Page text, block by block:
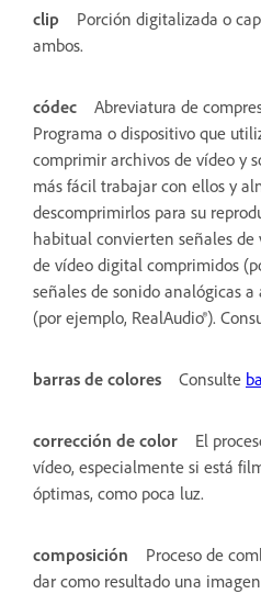
clip
Porción digitalizada o
ambos.
códec
Abreviatura de
Programa o dispositivo que
comprimir archivos de vídeo y
más fácil trabajar con ellos y
descomprimirlos para su
habitual convierten señales de
de vídeo digital comprimidos
señales de sonido analógicas
(por ejemplo, RealAudio®).
barras de colores Consulte
corrección de color
El
vídeo, especialmente si está
óptimas, como poca luz.
composición
Proceso de
dar como resultado una imagen